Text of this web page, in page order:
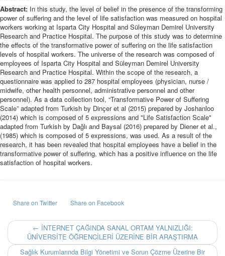
Abstract: In this study, the level of belief in the presence of the transforming
power of suffering and the level of life satisfaction was measured on hospital
workers working at Isparta City Hospital and Süleyman Demirel University
Research and Practice Hospital. The purpose of this study was to determine
the effects of the transformative power of suffering on the life satisfaction
levels of hospital workers. The universe of the research was composed of
employees of Isparta City Hospital and Süleyman Demirel University
Research and Practice Hospital. Within the scope of the research, a
questionnaire was applied to 287 hospital employees (physician, nurse /
midwife, other health personnel, administrative personnel and other
personnel). As a data collection tool, “Transformative Power of Suffering
Scale” adapted from Turkish by Dinçer et al (2015) prepared by Joshanloo
(2014) which is composed of 5 expressions and "Life Satisfaction Scale"
adapted from Turkish by Dağlı and Baysal (2016) prepared by Diener et al.,
(1985) which is composed of 5 expressions, was used. As a result of the
research, it has been revealed that hospital employees have a belief in the
transformative power of suffering, which has a positive influence on the life
satisfaction of hospital workers.
Share on Twitter Share on Facebook
← İNTERNET ÇAĞINDA SANAL ORTAM YALNIZLIĞI:
ÜNİVERSİTE ÖĞRENCİLERİ ÜZERİNE BİR ARAŞTIRMA
Sağlık Kurumlarında Bilgi Yönetimi ve Sorun Çözme Üzerine Bir